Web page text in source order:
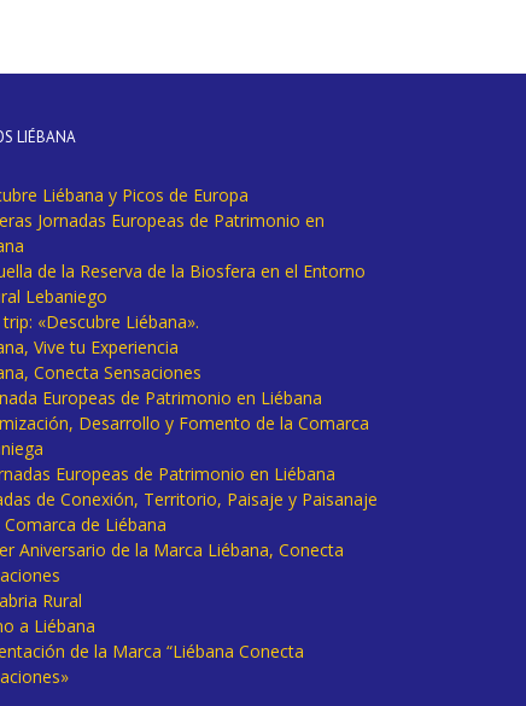
LIÉBANA
Liébana y Picos de Europa
Jornadas Europeas de Patrimonio en
de la Reserva de la Biosfera en el Entorno
Lebaniego
«Descubre Liébana».
Vive tu Experiencia
Conecta Sensaciones
Europeas de Patrimonio en Liébana
Desarrollo y Fomento de la Comarca
Europeas de Patrimonio en Liébana
de Conexión, Territorio, Paisaje y Paisanaje
Comarca de Liébana
Aniversario de la Marca Liébana, Conecta
Rural
a Liébana
de la Marca “Liébana Conecta